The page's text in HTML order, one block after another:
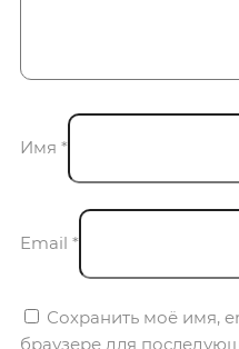
Имя *
Email *
Сохранить моё имя,
браузере для